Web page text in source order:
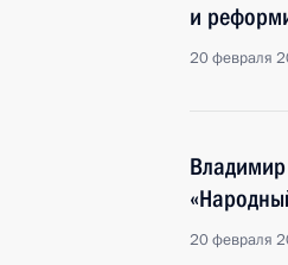
и
20 февраля
Владимир
20 февраля